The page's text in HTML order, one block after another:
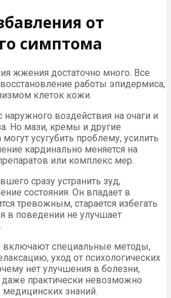
от
симптома
жжения достаточно много. Все
работы эпидермиса,
клеток кожи.
воздействия на очаги и
Но мази, кремы и другие
усугубить проблему, усилить
кардинально меняется на
или комплекс мер.
сразу устранить зуд,
состояния. Он впадает в
тревожным, старается избегать
в поведении не улучшает
включают специальные методы,
уход от психологических
нет улучшения в болезни,
даже практически невозможно
медицинских знаний.